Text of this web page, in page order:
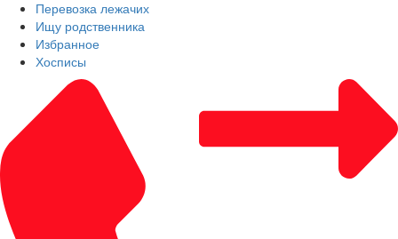
Перевозка лежачих
Ищу родственника
Избранное
Хосписы